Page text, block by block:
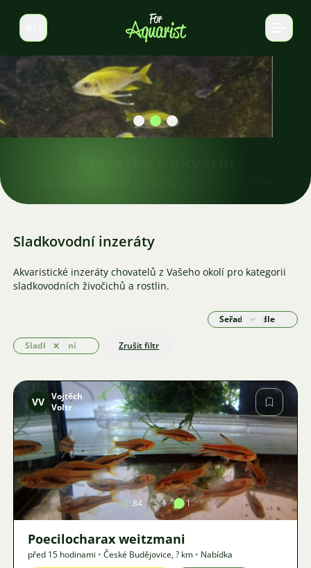
Select language
Sladkovodní inzeráty
Akvaristické inzeráty chovatelů z Vašeho okolí pro kategorii
sladkovodních živočichů a rostlin.
SladkovodníOdstranit Zrušit filtr
Seřadit podle
Obrázek
VV Vojtěch
Voltr
84 1 1
Poecilocharax weitzmani
před 15 hodinami • České Budějovice,? km • Nabídka